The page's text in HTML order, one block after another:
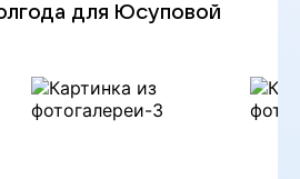
для Юсуповой